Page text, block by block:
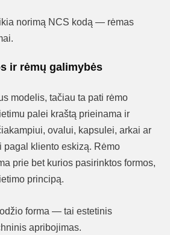
norimą NCS kodą — rėmas
ir rėmų galimybės
modelis, tačiau ta pati rėmo
palei kraštą prieinama ir
ovalui, kapsulei, arkai ar
pagal kliento eskizą. Rėmo
prie bet kurios pasirinktos formos,
principą.
forma — tai estetinis
apribojimas.